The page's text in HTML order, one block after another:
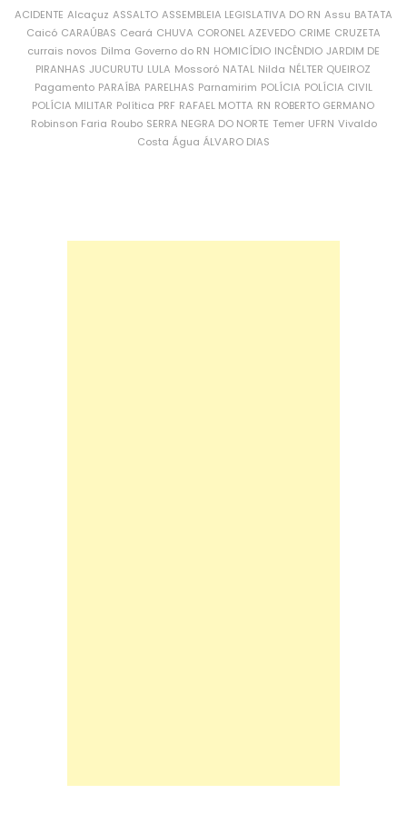
ACIDENTE Alcaçuz ASSALTO ASSEMBLEIA LEGISLATIVA DO RN Assu BATATA
Caicó CARAÚBAS Ceará CHUVA CORONEL AZEVEDO CRIME CRUZETA
currais novos Dilma Governo do RN HOMICÍDIO INCÊNDIO JARDIM DE
PIRANHAS JUCURUTU LULA Mossoró NATAL Nilda NÉLTER QUEIROZ
Pagamento PARAÍBA PARELHAS Parnamirim POLÍCIA POLÍCIA CIVIL
POLÍCIA MILITAR Política PRF RAFAEL MOTTA RN ROBERTO GERMANO
Robinson Faria Roubo SERRA NEGRA DO NORTE Temer UFRN Vivaldo
Costa Água ÁLVARO DIAS